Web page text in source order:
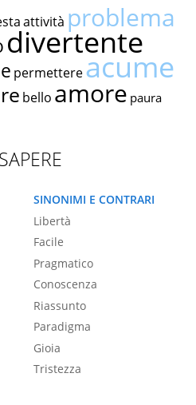
attività problema
divertente
permettereacume
bello amore paura
SAPERE
SINONIMI E CONTRARI
Libertà
Facile
Pragmatico
Conoscenza
Riassunto
Paradigma
Gioia
Tristezza